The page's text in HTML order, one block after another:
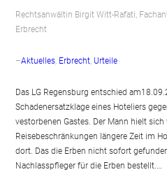
Rechtsanwältin Birgit Witt-Rafati,
Erbrecht
–Aktuelles, Erbrecht, Urteile
Das LG Regensburg entschied
Schadenersatzklage eines Hoteliers
vestorbenen Gastes. Der Mann hielt
Reisebeschränkungen längere Zeit im
dort. Das die Erben nicht sofort
Nachlasspfleger für die Erben bestellt.…